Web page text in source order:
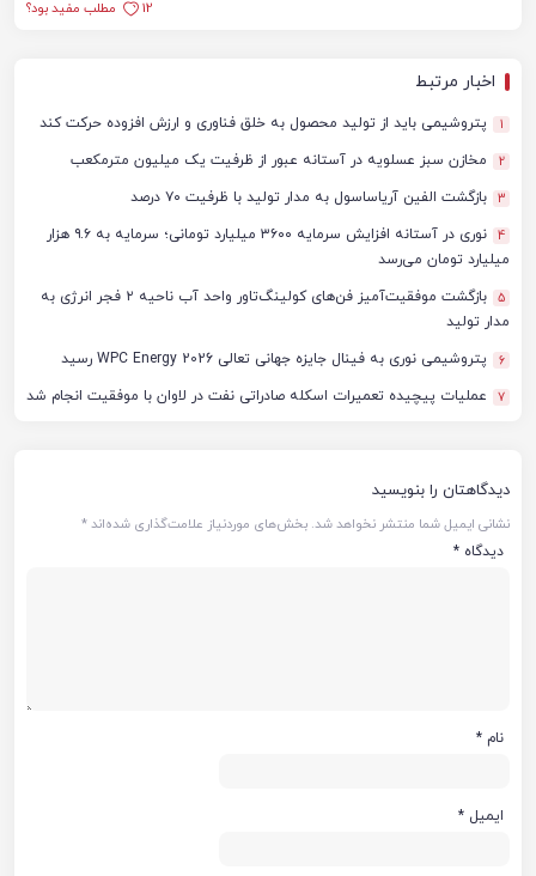
12
مطلب مفید بود؟
اخبار مرتبط
1 پتروشیمی باید از تولید محصول به خلق فناوری و ارزش افزوده حرکت کند
2 مخازن سبز عسلویه در آستانه عبور از ظرفیت یک میلیون مترمکعب
3 بازگشت الفین آریاساسول به مدار تولید با ظرفیت ۷۰ درصد
4
نوری در آستانه افزایش سرمایه ۳۶۰۰ میلیارد تومانی؛ سرمایه به ۹.۶ هزار
میلیارد تومان می‌رسد
5
بازگشت موفقیت‌آمیز فن‌های کولینگ‌تاور واحد آب ناحیه ۲ فجر انرژی به
مدار تولید
6 پتروشیمی نوری به فینال جایزه جهانی تعالی WPC Energy 2026 رسید
7 عملیات پیچیده تعمیرات اسکله صادراتی نفت در لاوان با موفقیت انجام شد
دیدگاهتان را بنویسید
نشانی ایمیل شما منتشر نخواهد شد. بخش‌های موردنیاز علامت‌گذاری شده‌اند*
دیدگاه *
نام *
ایمیل *